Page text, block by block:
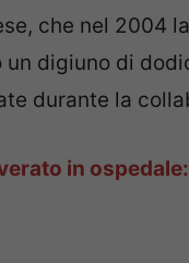
che nel 2004
digiuno di
durante la
in